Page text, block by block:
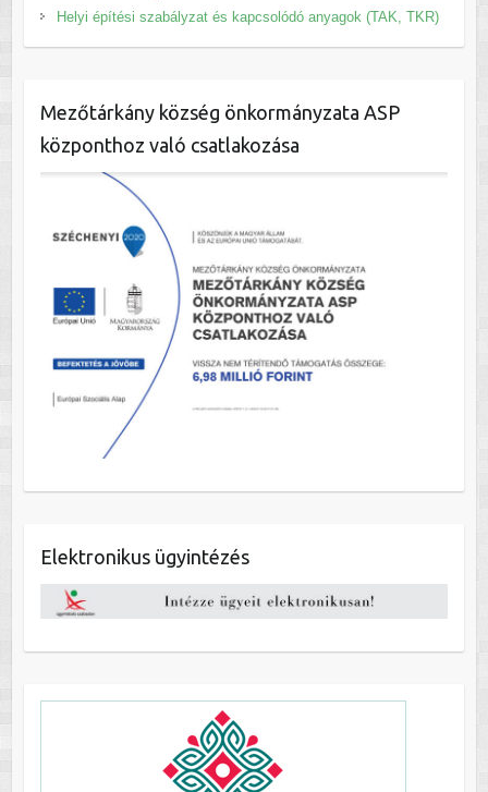
Helyi építési szabályzat és kapcsolódó anyagok (TAK, TKR)
Mezőtárkány község önkormányzata ASP
központhoz való csatlakozása
Elektronikus ügyintézés